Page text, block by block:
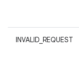
INVALID_REQUEST